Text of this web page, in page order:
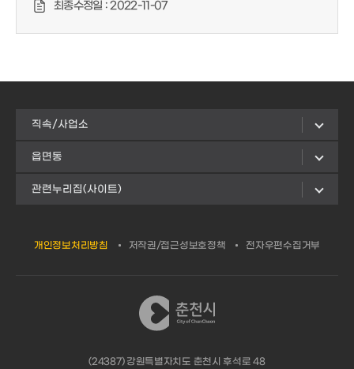
최종수정일 :2022-11-07
직속/사업소
읍면동
관련누리집(사이트)
개인정보처리방침 저작권/접근성보호정책 전자우편수집거부
(24387) 강원특별자치도 춘천시 후석로 48